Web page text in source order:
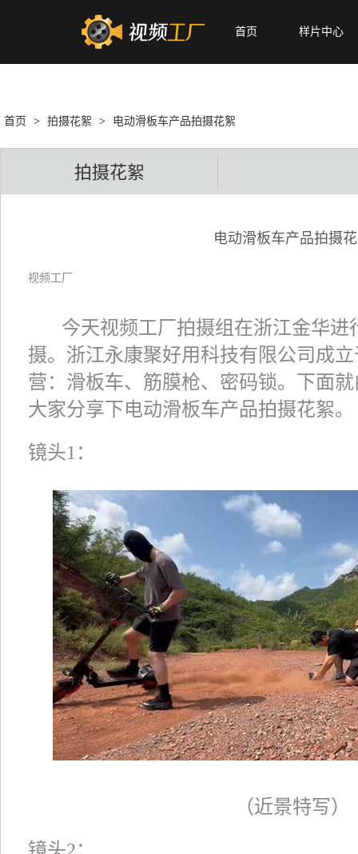
首页 样片中心
首页 > 拍摄花絮 > 电动滑板车产品拍摄花絮
拍摄花絮
电动滑板车产品拍摄
视频工厂
今天视频工厂拍摄组在浙江金华进
摄。浙江永康聚好用科技有限公司成立
营：滑板车、筋膜枪、密码锁。下面
大家分享下电动滑板车产品拍摄花絮。
镜头1：
（近景特写）